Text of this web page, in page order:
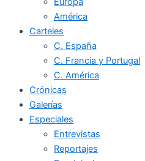
América
Carteles
C. España
C. Francia y Portugal
C. América
Crónicas
Galerías
Especiales
Entrevistas
Reportajes